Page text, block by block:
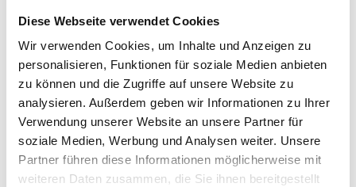
Diese Webseite verwendet Cookies
Wir verwenden Cookies, um Inhalte und Anzeigen zu
personalisieren, Funktionen für soziale Medien anbieten
zu können und die Zugriffe auf unsere Website zu
analysieren. Außerdem geben wir Informationen zu Ihrer
Verwendung unserer Website an unsere Partner für
soziale Medien, Werbung und Analysen weiter. Unsere
Partner führen diese Informationen möglicherweise mit
weiteren Daten zusammen, die Sie ihnen bereitgestellt
Hauptspeise 10 - 20 €
Vorspeise 5 - 10 €
Nachspeise 3,5 - 9 €
Tagesgericht 5 - 15 €
Kontakt
Greitererhof - Gasthof Café
Schennaberg 11